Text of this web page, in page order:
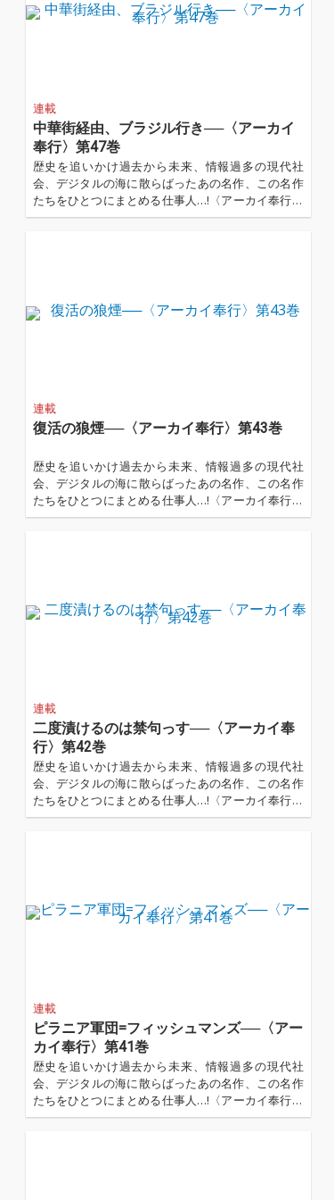
連載
中華街経由、ブラジル行き──〈アーカイ
奉行〉第47巻
歴史を追いかけ過去から未来、情報過多の現代社
会、デジタルの海に散らばったあの名作、この名作
たちをひとつにまとめる仕事人…!〈アーカイ奉行〉
が今日もデジタルの乱世を治める…!'''〈アーカイ奉
連載
復活の狼煙──〈アーカイ奉行〉第43巻
歴史を追いかけ過去から未来、情報過多の現代社
会、デジタルの海に散らばったあの名作、この名作
たちをひとつにまとめる仕事人…!〈アーカイ奉行〉
が今日もデジタルの乱世を治める… '''〈アーカイ奉
連載
二度漬けるのは禁句っす──〈アーカイ奉
行〉第42巻
歴史を追いかけ過去から未来、情報過多の現代社
会、デジタルの海に散らばったあの名作、この名作
たちをひとつにまとめる仕事人…!〈アーカイ奉行〉
が今日もデジタルの乱世を治める…!'''〈アーカイ奉
連載
ピラニア軍団=フィッシュマンズ──〈アー
カイ奉行〉第41巻
歴史を追いかけ過去から未来、情報過多の現代社
会、デジタルの海に散らばったあの名作、この名作
たちをひとつにまとめる仕事人…!〈アーカイ奉行〉
が今日もデジタルの乱世を治める…!'''〈アーカイ奉